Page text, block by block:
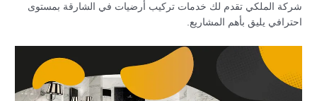
شركة الملكي تقدم لك خدمات تركيب أرضيات في الشارقة بمستوى
احترافي يليق بأهم المشاريع.